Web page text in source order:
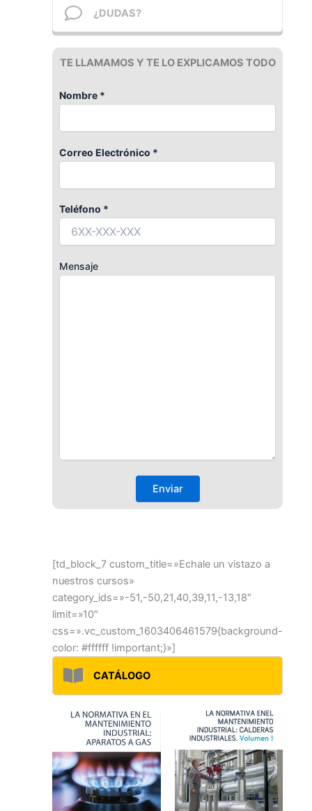
¿DUDAS?
TE LLAMAMOS Y TE LO EXPLICAMOS TODO
Nombre *
Correo Electrónico *
Teléfono *
Mensaje
[td_block_7 custom_title=»Echale un vistazo a
nuestros cursos»
category_ids=»-51,-50,21,40,39,11,-13,18″
limit=»10″
css=».vc_custom_1603406461579{background-
color: #ffffff !important;}»]
CATÁLOGO